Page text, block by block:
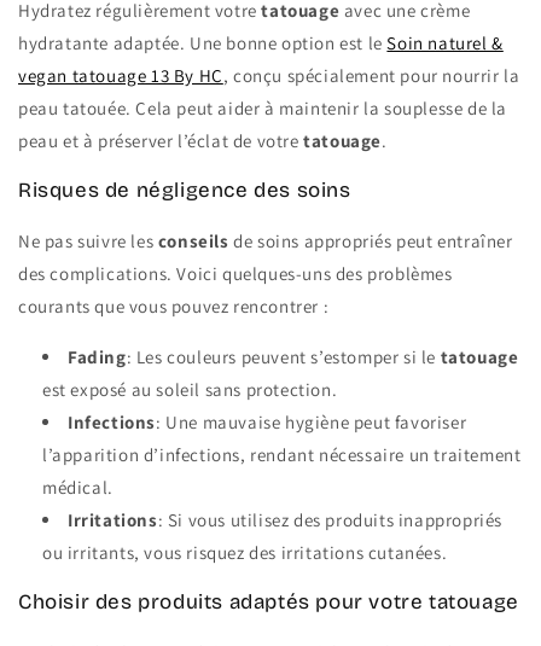
Hydratez régulièrement votretatouage avec une crème
hydratante adaptée. Une bonne option est leSoin naturel &
vegan tatouage 13 By HC, conçu spécialement pour nourrir la
peau tatouée. Cela peut aider à maintenir la souplesse de la
peau et à préserver l’éclat de votretatouage.
Risques de négligence des soins
Ne pas suivre les conseils de soins appropriés peut entraîner
des complications. Voici quelques-uns des problèmes
courants que vous pouvez rencontrer :
Fading: Les couleurs peuvent s’estomper si le tatouage
est exposé au soleil sans protection.
Infections: Une mauvaise hygiène peut favoriser
l’apparition d’infections, rendant nécessaire un traitement
médical.
Irritations: Si vous utilisez des produits inappropriés
ou irritants, vous risquez des irritations cutanées.
Choisir des produits adaptés pour votre tatouage